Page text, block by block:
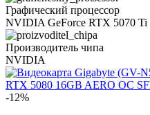
Графический процессор
NVIDIA GeForce RTX 5070 Ti
Производитель чипа
NVIDIA
-12%